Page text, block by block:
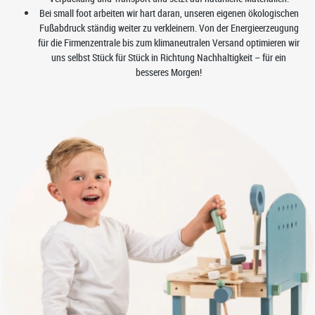
Bei small foot arbeiten wir hart daran, unseren eigenen ökologischen
Fußabdruck ständig weiter zu verkleinern. Von der Energieerzeugung
für die Firmenzentrale bis zum klimaneutralen Versand optimieren wir
uns selbst Stück für Stück in Richtung Nachhaltigkeit – für ein
besseres Morgen!